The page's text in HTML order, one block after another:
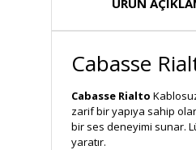
Cabasse
Cabasse Rialto
zarif bir yapıya sahip
bir ses deneyimi sunar.
yaratır.